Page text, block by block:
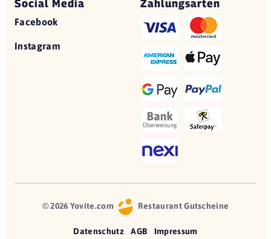
Social Media
Facebook
Instagram
Zahlungsarten
© 2026 Yovite.com Restaurant Gutscheine
Datenschutz AGB Impressum